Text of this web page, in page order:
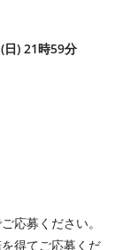
) 21時59分
応募ください。
得てご応募くだ